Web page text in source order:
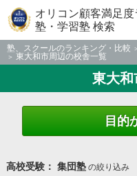
オリコン顧客満足
塾・学習塾 検索
塾、スクールのランキング・比較
東大和市周辺の校舎一覧
東大和
目的
高校受験： 集団塾の絞り込み